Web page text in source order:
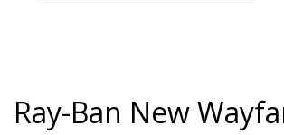
Ray-Ban New